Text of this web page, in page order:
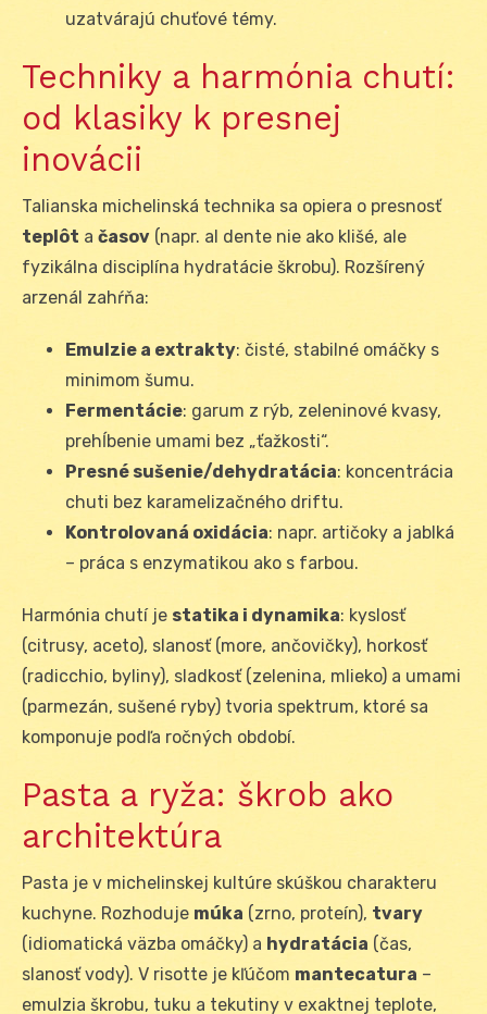
uzatvárajú chuťové témy.
Techniky a harmónia chutí:
od klasiky k presnej
inovácii
Talianska michelinská technika sa opiera o presnosť
teplôt a časov (napr. al dente nie ako klišé, ale
fyzikálna disciplína hydratácie škrobu). Rozšírený
arzenál zahŕňa:
Emulzie a extrakty: čisté, stabilné omáčky s
minimom šumu.
Fermentácie: garum z rýb, zeleninové kvasy,
prehĺbenie umami bez „ťažkosti“.
Presné sušenie/dehydratácia: koncentrácia
chuti bez karamelizačného driftu.
Kontrolovaná oxidácia: napr. artičoky a jablká
– práca s enzymatikou ako s farbou.
Harmónia chutí je statika i dynamika: kyslosť
(citrusy, aceto), slanosť (more, ančovičky), horkosť
(radicchio, byliny), sladkosť (zelenina, mlieko) a umami
(parmezán, sušené ryby) tvoria spektrum, ktoré sa
komponuje podľa ročných období.
Pasta a ryža: škrob ako
architektúra
Pasta je v michelinskej kultúre skúškou charakteru
kuchyne. Rozhoduje múka (zrno, proteín), tvary
(idiomatická väzba omáčky) a hydratácia (čas,
slanosť vody). V risotte je kľúčom mantecatura –
emulzia škrobu, tuku a tekutiny v exaktnej teplote,